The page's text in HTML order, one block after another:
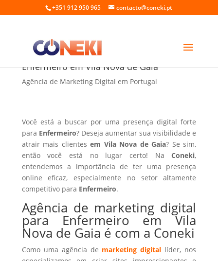
+351 912 950 965 contacto@coneki.pt
Agência de marketing digital para
Enfermeiro em Vila Nova de Gaia
Agência de Marketing Digital em Portugal
Você está a buscar por uma presença digital forte
para Enfermeiro? Deseja aumentar sua visibilidade e
atrair mais clientesem Vila Nova de Gaia? Se sim,
então você está no lugar certo! NaConeki,
entendemos a importância de ter uma presença
online eficaz, especialmente no setor altamente
competitivo para Enfermeiro.
Agência de marketing digital
para Enfermeiro em Vila
Nova de Gaia é com a Coneki
Como uma agência de marketing digital líder, nos